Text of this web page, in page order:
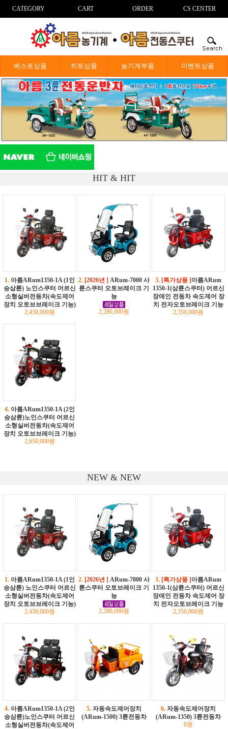
CATEGORY CART ORDER CS CENTER
베스트상품 히트상품 농기계부품 이벤트상품
HIT & HIT
1. 아름ARum1350-1A (1인
승삼륜) 노인스쿠터 어르신
소형실버전동차(속도제어
장치 오토브브레이크 기능)
2,450,000원
2. [2026년 ] ARum-7000 사
륜스쿠터 오토브레이크 기
능
2,280,000원
3. [특가상풒 ] 아름ARum
1350-1(삼륜스쿠터) 어르신
장애인 전동차 속도제어 장
치 전자오토브레이크 기능
2,350,000원
4. 아름ARum1350-1A (2인
승삼륜)노인스쿠터 어르신
소형실버전동차(속도제어
장치 오토브브레이크 기능)
2,650,000원
NEW & NEW
1. 아름ARum1350-1A (1인
승삼륜) 노인스쿠터 어르신
소형실버전동차(속도제어
장치 오토브브레이크 기능)
2,450,000원
2. [2026년 ] ARum-7000 사
륜스쿠터 오토브레이크 기
능
2,280,000원
3. [특가상풒 ] 아름ARum
1350-1(삼륜스쿠터) 어르신
장애인 전동차 속도제어 장
치 전자오토브레이크 기능
2,350,000원
4. 아름ARum1350-1A (2인
승삼륜)노인스쿠터 어르신
소형실버전동차(속도제어
5. 자동속도제어장치
(ARum-1500) 3륜전동차
6. 자동속도제어장치
(ARum-1350) 3륜전동차
0원